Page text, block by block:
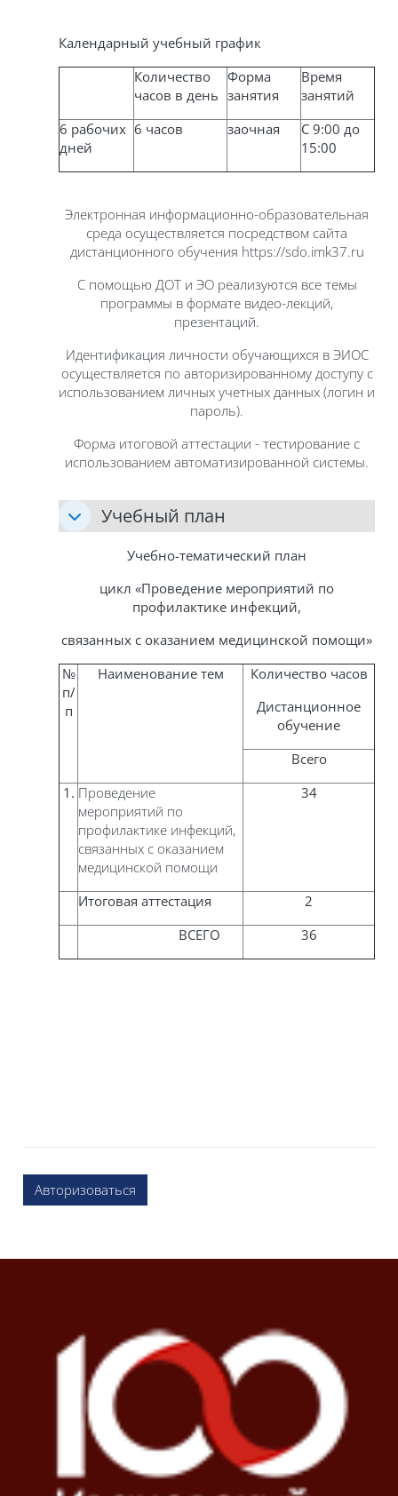
Календарный учебный график
Количество
часов в день
Форма
занятия
Время
занятий
6 рабочих
дней
6 часов заочная
С 9:00 до
15:00
Электронная информационно-образовательная
среда осуществляется посредством сайта
дистанционного обучения https://sdo.imk37.ru
С помощью ДОТ и ЭО реализуются все темы
программы в формате видео-лекций,
презентаций.
Идентификация личности обучающихся в ЭИОС
осуществляется по авторизированному доступу с
использованием личных учетных данных (логин и
пароль).
Форма итоговой аттестации - тестирование с
использованием автоматизированной системы.
Учебный план
Учебно-тематический план
цикл «Проведение мероприятий по
профилактике инфекций,
связанных с оказанием медицинской помощи»
№
п/
п
Наименование тем
Количество часов
Дистанционное
обучение
Всего
1. Проведение
мероприятий по
профилактике инфекций,
связанных с оказанием
медицинской помощи
34
Итоговая аттестация
2
ВСЕГО
36
Авторизоваться